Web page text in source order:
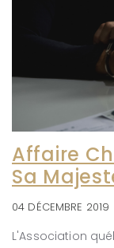
Affaire
Sa
04 DÉCEMBRE 2019
L'Association